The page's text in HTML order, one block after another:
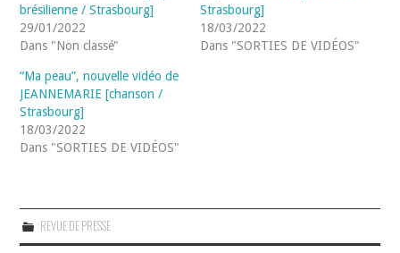
brésilienne / Strasbourg]
29/01/2022
Dans "Non classé"
Strasbourg]
18/03/2022
Dans "SORTIES DE VIDÉOS"
“Ma peau”, nouvelle vidéo de
JEANNEMARIE [chanson /
Strasbourg]
18/03/2022
Dans "SORTIES DE VIDÉOS"
REVUE DE PRESSE